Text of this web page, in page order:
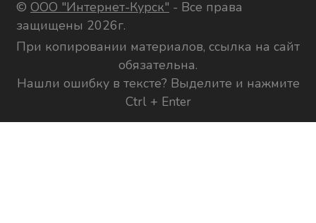
© ООО "Интернет-Курск" - Все права
защищены 2026г.
При копировании материалов, ссылка на сайт
обязательна.
Нашли ошибку в тексте? Выделите и нажмите
Ctrl + Enter